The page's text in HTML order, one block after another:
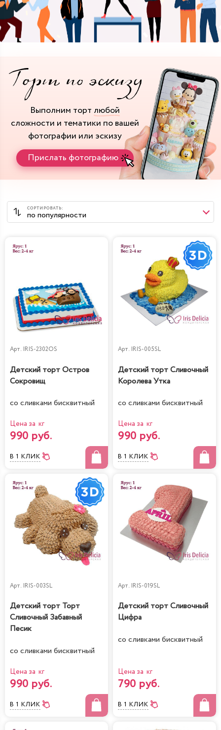
Выполним торт любой
сложности и тематики по вашей
фотографии или эскизу
Прислать фотографию
Арт. IRIS-2302OS
Детский торт Остров
Сокровищ
со сливками бисквитный
Цена за кг
990 руб.
В 1 КЛИК
Арт. IRIS-005SL
Детский торт Сливочный
Королева Утка
со сливками бисквитный
Цена за кг
990 руб.
В 1 КЛИК
Арт. IRIS-003SL
Детский торт Торт
Сливочный Забавный
Песик
со сливками бисквитный
Цена за кг
990 руб.
В 1 КЛИК
Арт. IRIS-019SL
Детский торт Сливочный
Цифра
со сливками бисквитный
Цена за кг
790 руб.
В 1 КЛИК